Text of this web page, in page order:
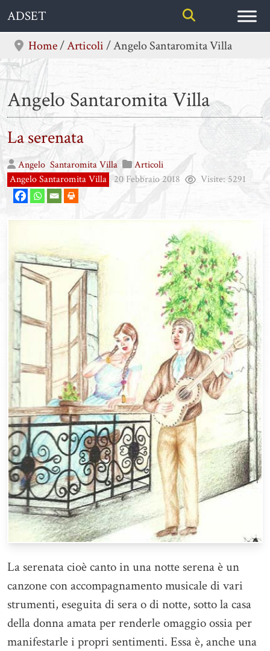
Skip
content
ADSET
Home/Articoli/Angelo Santaromita Villa
Angelo Santaromita Villa
La serenata
Angelo Santaromita Villa
Articoli
Angelo Santaromita Villa
20 Febbraio 2018 Visite: 5291
La serenata cioè canto in una notte serena è un
canzone con accompagnamento musicale di vari
strumenti, eseguita di sera o di notte, sotto la casa
della donna amata per renderle omaggio ossia per
manifestarle i propri sentimenti. Essa è, anche una